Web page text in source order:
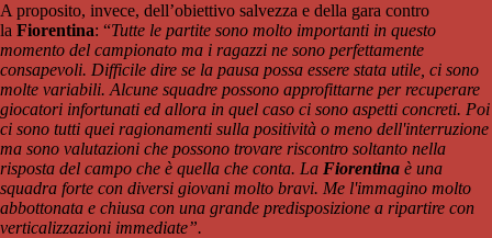
A proposito, invece, dell’obiettivo salvezza e della gara contro
la Fiorentina: “Tutte le partite sono molto importanti in questo
momento del campionato ma i ragazzi ne sono perfettamente
consapevoli. Difficile dire se la pausa possa essere stata utile, ci sono
molte variabili. Alcune squadre possono approfittarne per recuperare
giocatori infortunati ed allora in quel caso ci sono aspetti concreti. Poi
ci sono tutti quei ragionamenti sulla positività o meno dell'interruzione
ma sono valutazioni che possono trovare riscontro soltanto nella
risposta del campo che è quella che conta. La Fiorentina è una
squadra forte con diversi giovani molto bravi. Me l'immagino molto
abbottonata e chiusa con una grande predisposizione a ripartire con
verticalizzazioni immediate”.